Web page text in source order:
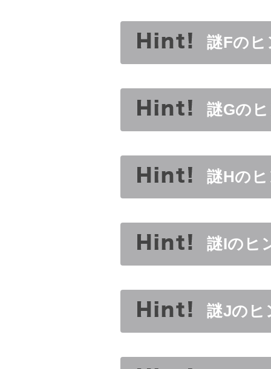
謎Fのヒ
謎Gのヒ
謎Hのヒ
謎Iのヒ
謎Jのヒ